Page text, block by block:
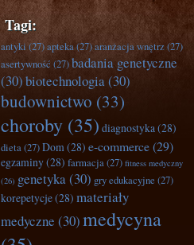
Tagi:
antyki(27)apteka(27)aranżacja wnętrz(27)
asertywność (27)badania genetyczne
(30)biotechnologia(30)
budownictwo (33)
choroby (35) diagnostyka(28)
dieta(27)Dom(28) e-commerce(29)
egzaminy(28) farmacja(27) fitness medyczny
(26) genetyka(30) gry edukacyjne (27)
korepetycje(28) materiały
medyczne (30)medycyna